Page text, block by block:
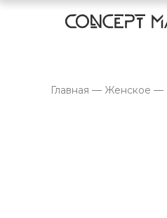
Главная — Женское —